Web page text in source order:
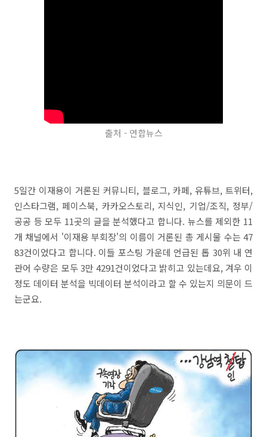
출처 - 연합뉴스
5일간 이재용이 거론된 커뮤니티, 블로그, 카페, 유튜브, 트위터,
인스타그램, 페이스북, 카카오스토리, 지식인, 기업/조직, 정부/
공공 등 모두 11곳의 글을 분석했다고 합니다. 뉴스를 제외한 11
개 채널에서 '이재용 부회장'의 이름이 거론된 총 게시물 수는 47
83건이었다고 합니다. 이들 포스팅 가운데 언급된 톱 30위 내 연
관어 수량은 모두 3만 4291건이었다고 밝히고 있는데요, 겨우 이
정도 데이터 분석을 빅데이터 분석이라고 할 수 있는지 의문이 드
는군요.